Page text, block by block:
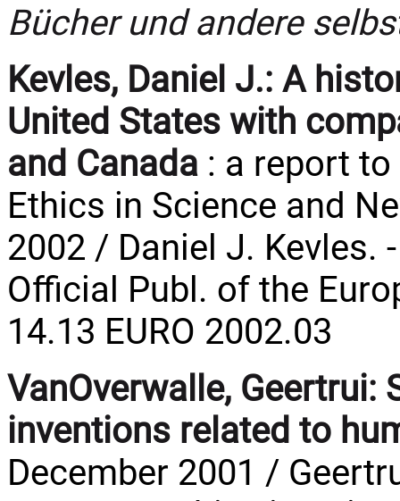
Bücher und andere
Kevles, Daniel J.: A
United States with
and Canada : a report
Ethics in Science and
2002 / Daniel J. Kevles.
Official Publ. of the
14.13 EURO 2002.03
VanOverwalle, Geertrui:
inventions related to
December 2001 /